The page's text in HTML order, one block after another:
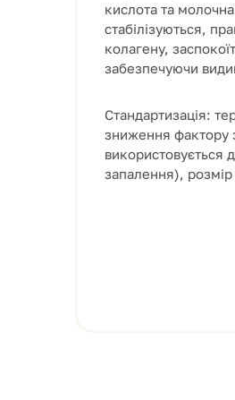
кислота та
стабілізуються,
колагену,
забезпечуючи
Стандартизація:
зниження фактору
використовується
запалення), розмір